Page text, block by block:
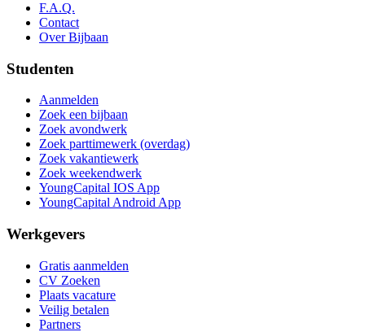
F.A.Q.
Contact
Over Bijbaan
Studenten
Aanmelden
Zoek een bijbaan
Zoek avondwerk
Zoek parttimewerk (overdag)
Zoek vakantiewerk
Zoek weekendwerk
YoungCapital IOS App
YoungCapital Android App
Werkgevers
Gratis aanmelden
CV Zoeken
Plaats vacature
Veilig betalen
Partners